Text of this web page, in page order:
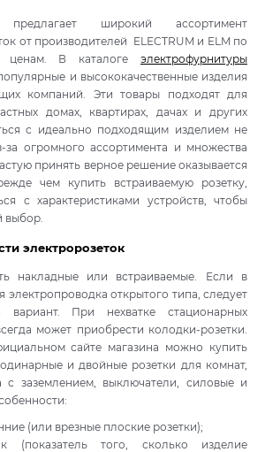
предлагает широкий ассортимент
от производителей ELECTRUM и ELM по
ценам. В каталоге электрофурнитуры
и высококачественные изделия
компаний. Эти товары подходят для
домах, квартирах, дачах и других
с идеально подходящим изделием не
за огромного ассортимента и множества
принять верное решение оказывается
чем купить встраиваемую розетку,
с характеристиками устройств, чтобы
выбор.
электророзеток
накладные или встраиваемые. Если в
электропроводка открытого типа, следует
вариант. При нехватке стационарных
может приобрести колодки-розетки.
сайте магазина можно купить
и двойные розетки для комнат,
с заземлением, выключатели, силовые и
(или врезные плоские розетки);
(показатель того, сколько изделие